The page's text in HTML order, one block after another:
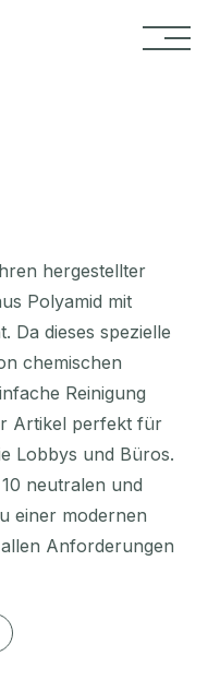
hergestellter
Polyamid mit
Da dieses spezielle
chemischen
Reinigung
Artikel perfekt für
Lobbys und Büros.
neutralen und
einer modernen
Anforderungen